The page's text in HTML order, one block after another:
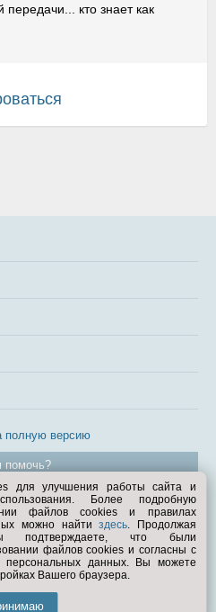
передачи... кто знает как
полную версию
помочь?
1998—2026
для улучшения работы сайта и
Более подробную
файлов cookies и правилах
можно найтиздесь. Продолжая
подтверждаете, что были
файлов cookies и согласны с
персональных данных. Вы можете
Вашего браузера.